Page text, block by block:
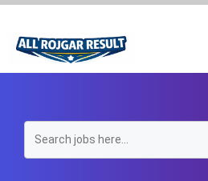
Skip
content